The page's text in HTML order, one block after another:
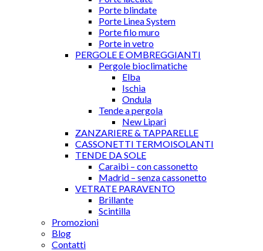
Porte blindate
Porte Linea System
Porte filo muro
Porte in vetro
PERGOLE E OMBREGGIANTI
Pergole bioclimatiche
Elba
Ischia
Ondula
Tende a pergola
New Lipari
ZANZARIERE & TAPPARELLE
CASSONETTI TERMOISOLANTI
TENDE DA SOLE
Caraibi – con cassonetto
Madrid – senza cassonetto
VETRATE PARAVENTO
Brillante
Scintilla
Promozioni
Blog
Contatti